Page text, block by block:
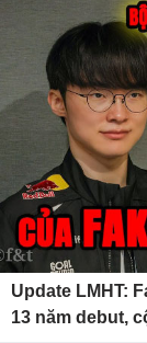
Update LMHT:
13 năm debut,